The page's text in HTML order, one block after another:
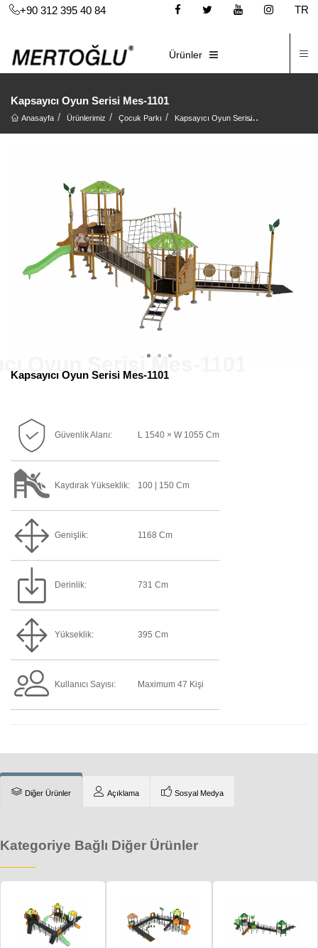
+90 312 395 40 84
TR
Ürünler
Kapsayıcı Oyun Serisi Mes-1101
Anasayfa Ürünlerimiz Çocuk Parkı Kapsayıcı Oyun Serisi
Kapsayıcı Oyun Serisi Mes-1101
Güvenlik Alanı: L 1540 × W 1055 Cm
Kaydırak Yükseklik: 100 | 150 Cm
Genişlik: 1168 Cm
Derinlik: 731 Cm
Yükseklik: 395 Cm
Kullanıcı Sayısı: Maximum 47 Kişi
Diğer Ürünler Açıklama Sosyal Medya
Kategoriye Bağlı Diğer Ürünler